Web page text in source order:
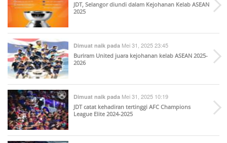
JDT, Selangor diundi dalam Kejohanan Kelab ASEAN
2025
Dimuat naik pada Mei 31, 2025 23:45
Buriram United juara kejohanan kelab ASEAN 2025-
2026
Dimuat naik pada Mei 31, 2025 10:19
JDT catat kehadiran tertinggi AFC Champions
League Elite 2024-2025